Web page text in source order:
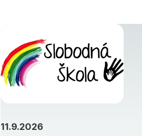
11.9.2026